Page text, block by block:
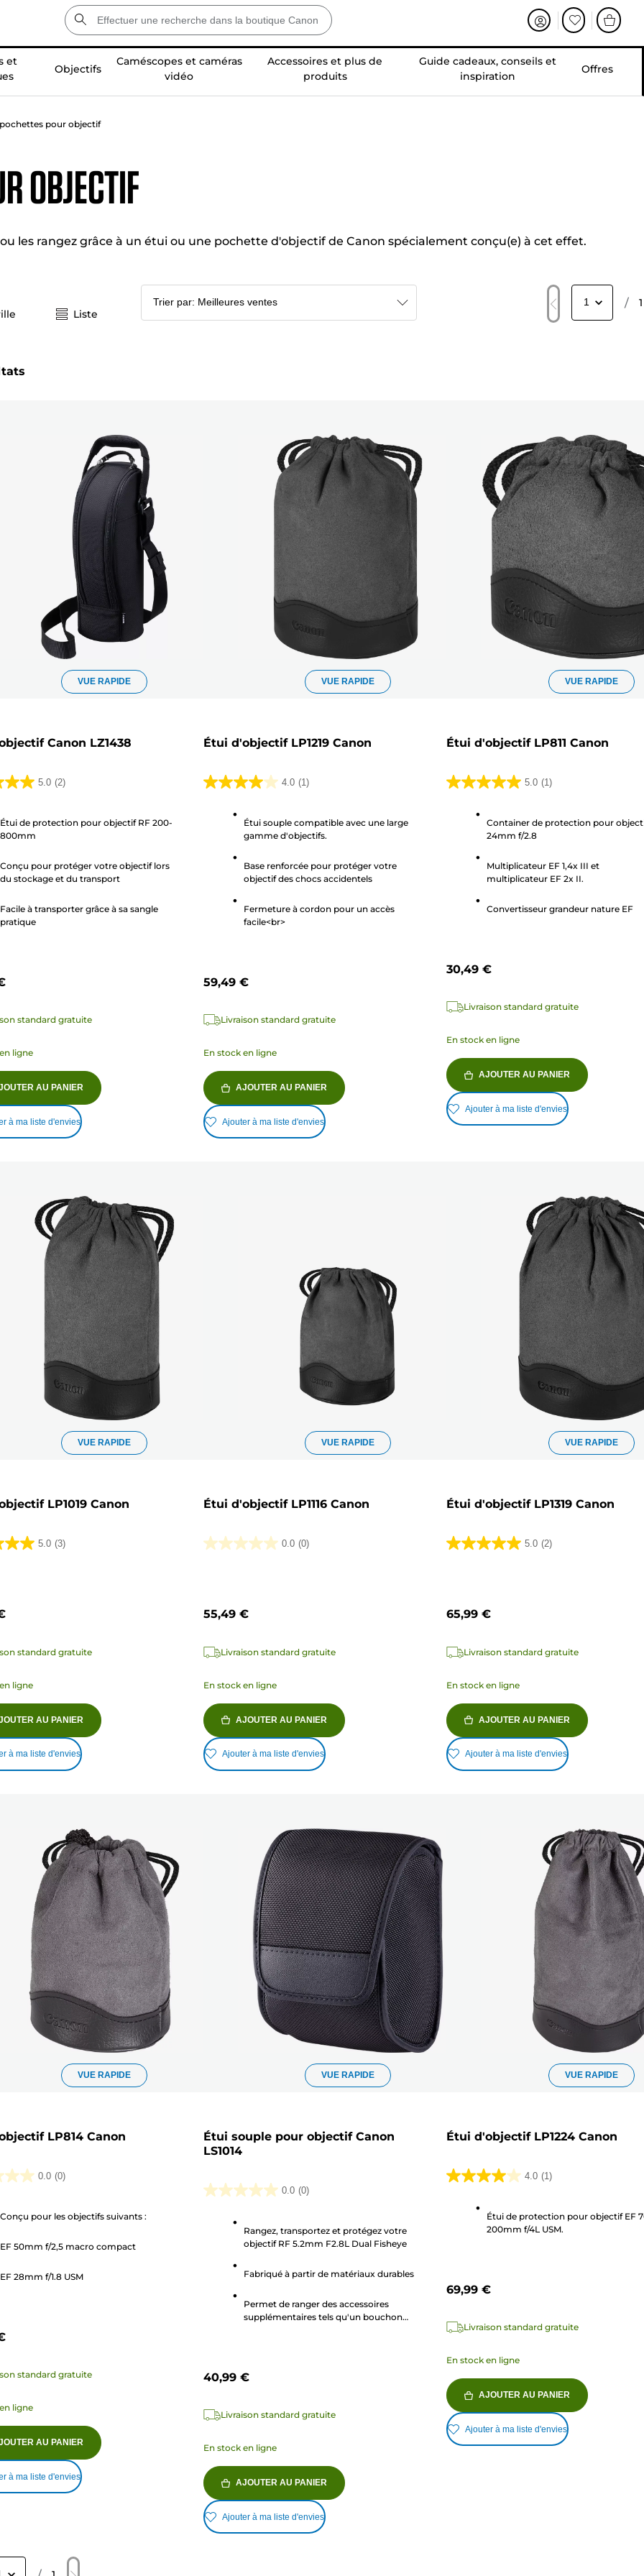
et
Objectifs
Caméscopes et caméras
vidéo
Accessoires et plus de
produits
Guide cadeaux, conseils et
inspiration
Offres
pour objectif
objectif
les rangez grâce à un étui ou une pochette d'objectif de Canon spécialement conçu(e) à cet effet.
Liste
/ 1
VUE RAPIDE
Canon LZ1438
5.0 (2)
Étui de protection pour objectif RF 200-
800mm
Conçu pour protéger votre objectif lors
du stockage et du transport
Facile à transporter grâce à sa sangle
pratique
standard gratuite
ligne
AU PANIER
à ma liste d'envies
VUE RAPIDE
Étui d'objectif LP1219 Canon
4.0 (1)
4.0
étoiles.
Étui souple compatible avec une large
gamme d'objectifs.
Base renforcée pour protéger votre
objectif des chocs accidentels
Fermeture à cordon pour un accès
facile<br>
59,49 €
Livraison standard gratuite
En stock en ligne
AJOUTER AU PANIER
Ajouter à ma liste d'envies
VUE RAPIDE
Étui d'objectif LP811 Canon
5.0 (1)
5.0
étoiles.
Container de protection pour
24mm f/2.8
Multiplicateur EF 1,4x III et
multiplicateur EF 2x II.
Convertisseur grandeur nature EF
30,49 €
Livraison standard gratuite
En stock en ligne
AJOUTER AU PANIER
Ajouter à ma liste d'envies
VUE RAPIDE
LP1019 Canon
5.0 (3)
standard gratuite
ligne
AU PANIER
à ma liste d'envies
VUE RAPIDE
Étui d'objectif LP1116 Canon
0.0 (0)
0.0
55,49 €
Livraison standard gratuite
En stock en ligne
AJOUTER AU PANIER
Ajouter à ma liste d'envies
VUE RAPIDE
Étui d'objectif LP1319 Canon
5.0 (2)
5.0
2
65,99 €
Livraison standard gratuite
En stock en ligne
AJOUTER AU PANIER
Ajouter à ma liste d'envies
VUE RAPIDE
LP814 Canon
0.0 (0)
Conçu pour les objectifs suivants :
EF 50mm f/2,5 macro compact
EF 28mm f/1.8 USM
standard gratuite
ligne
AU PANIER
à ma liste d'envies
VUE RAPIDE
Étui souple pour objectif Canon
LS1014
0.0 (0)
0.0
étoiles.
Rangez, transportez et protégez votre
objectif RF 5.2mm F2.8L Dual Fisheye
Fabriqué à partir de matériaux durables
Permet de ranger des accessoires
supplémentaires tels qu'un bouchon
40,99 €
Livraison standard gratuite
En stock en ligne
AJOUTER AU PANIER
Ajouter à ma liste d'envies
VUE RAPIDE
Étui d'objectif LP1224 Canon
4.0 (1)
4.0
étoiles.
Étui de protection pour objectif EF
200mm f/4L USM.
69,99 €
Livraison standard gratuite
En stock en ligne
AJOUTER AU PANIER
Ajouter à ma liste d'envies